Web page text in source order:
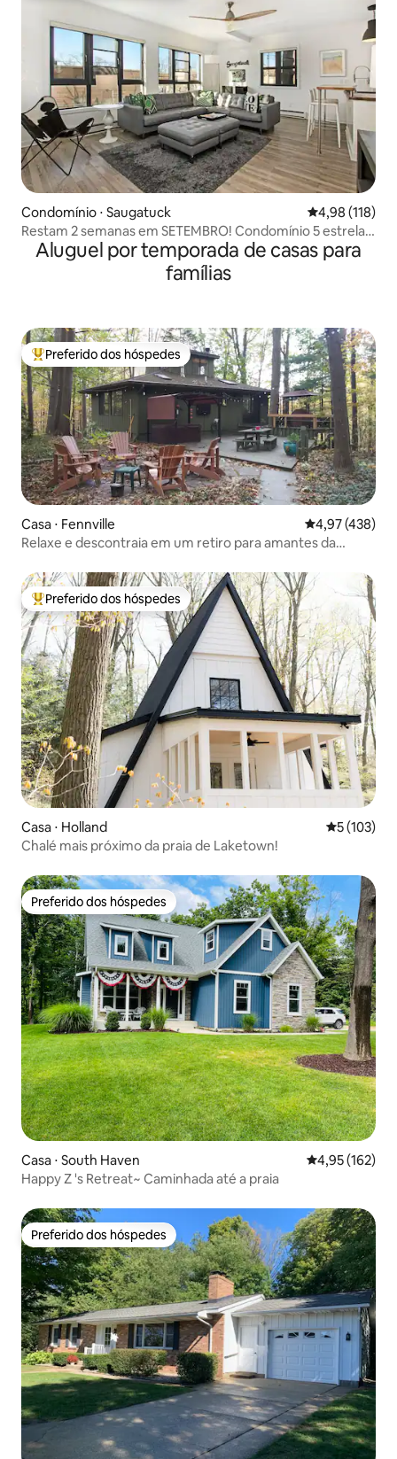
Condomínio ⋅ Saugatuck 4,98 de uma
4,98 (118)
Restam 2 semanas em SETEMBRO! Condomínio 5 estrelas
no centro de Saugy e com estacionamento!
Aluguel por temporada de casas para
famílias
Entre os melhores preferidos dos hóspedes
Preferido dos hóspedes
Casa ⋅ Fennville 4,97 de uma
4,97 (438)
Relaxe e descontraia em um retiro para amantes da
Entre os melhores preferidos dos hóspedes
Preferido dos hóspedes
Casa ⋅ Holland 5 de uma
5 (103)
Chalé mais próximo da praia de Laketown!
Preferido dos hóspedes
Preferido dos hóspedes
Casa ⋅ South Haven 4,95 de uma
4,95 (162)
Happy Z 's Retreat~ Caminhada até a praia
Preferido dos hóspedes
Preferido dos hóspedes